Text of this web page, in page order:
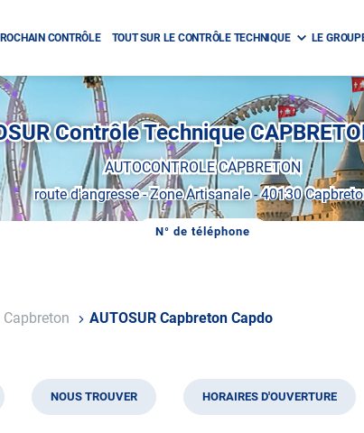
CONTRÔLE TOUT SUR LE CONTRÔLE TECHNIQUE LE
Contrôle Technique
AUTOCONTROLE CAPBRETON
route d'angresse-Zone Artisanale-40130
N° de téléphone
AFFICHER
CENTRE
Capbreton AUTOSUR Capbreton Capdo
NOUS TROUVER HORAIRES D'OUVERTURE